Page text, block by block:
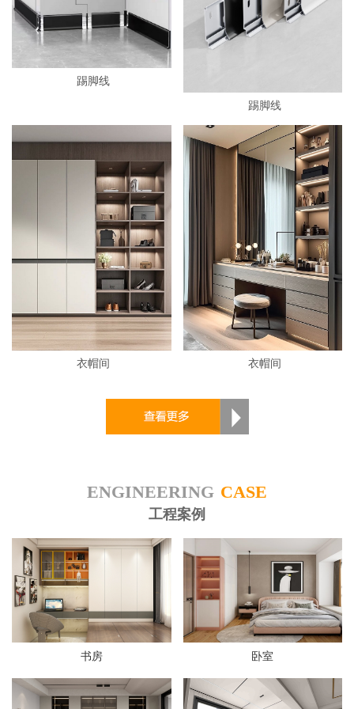
踢脚线
踢脚线
衣帽间 衣帽间
ENGINEERING CASE
工程案例
书房 卧室